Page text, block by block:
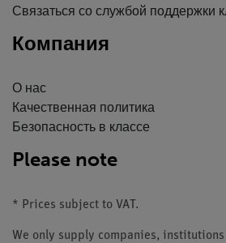
Связаться со службой поддержки
Компания
О нас
Качественная политика
Безопасность в классе
Please note
* Prices subject to VAT.
We only supply companies,